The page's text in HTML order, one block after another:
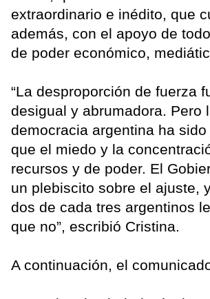
extraordinario e inédito, que
además, con el apoyo de
de poder económico,
“La desproporción de fuerza
desigual y abrumadora. Pero
democracia argentina ha
que el miedo y la
recursos y de poder. El
un plebiscito sobre el ajuste,
dos de cada tres argentinos
que no”, escribió Cristina.
A continuación, el